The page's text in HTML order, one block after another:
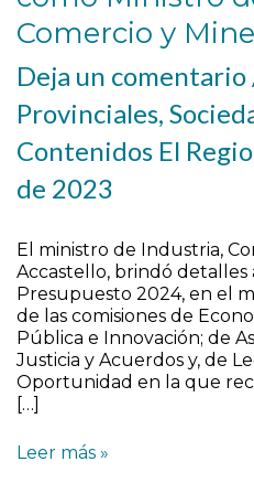
Comercio y
Deja un comentario
Provinciales,
Contenidos El
de 2023
El ministro de Industria,
Accastello, brindó detalles
Presupuesto 2024, en el
de las comisiones de
Pública e Innovación; de
Justicia y Acuerdos y, de
Oportunidad en la que
[…]
Leer más »